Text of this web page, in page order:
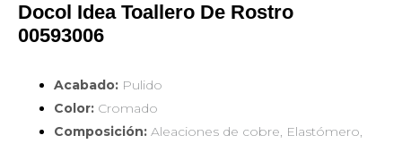
Docol Idea Toallero De Rostro
00593006
Acabado: Pulido
Color: Cromado
Composición: Aleaciones de cobre, Elastómero,